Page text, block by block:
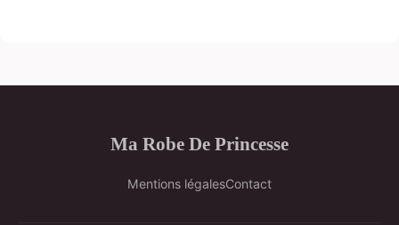
Ma Robe De Princesse
Mentions légalesContact